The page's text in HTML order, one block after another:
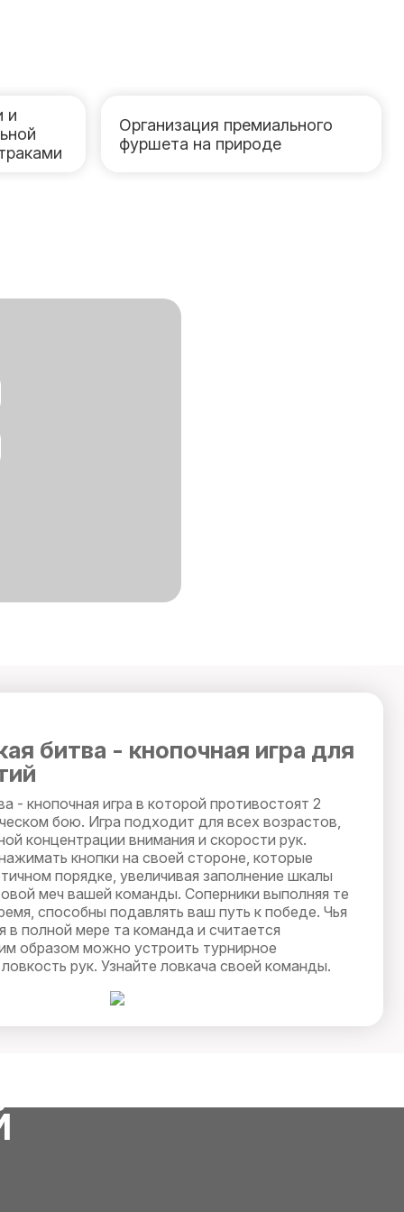
и
Организация премиального
фуршета на природе
битва - кнопочная игра для
- кнопочная игра в которой противостоят 2
бою. Игра подходит для всех возрастов,
концентрации внимания и скорости рук.
кнопки на своей стороне, которые
порядке, увеличивая заполнение шкалы
меч вашей команды. Соперники выполняя те
способны подавлять ваш путь к победе. Чья
в полной мере та команда и считается
образом можно устроить турнирное
рук. Узнайте ловкача своей команды.